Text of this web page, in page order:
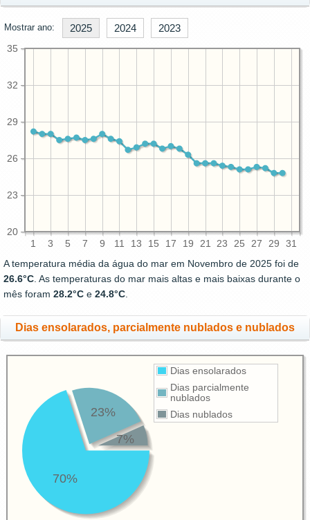
Mostrar ano: 2025 2024 2023
1 3 5 7 9 11 13 15 17 19 21 23 25 27 29 31
20
23
26
29
32
35
A temperatura média da água do mar em Novembro de 2025 foi de
26.6°C . As temperaturas do mar mais altas e mais baixas durante o
mês foram 28.2°C e 24.8°C
Dias ensolarados, parcialmente nublados e nublados
Dias ensolarados
Dias parcialmente
nublados
Dias nublados
70%
23%
7%